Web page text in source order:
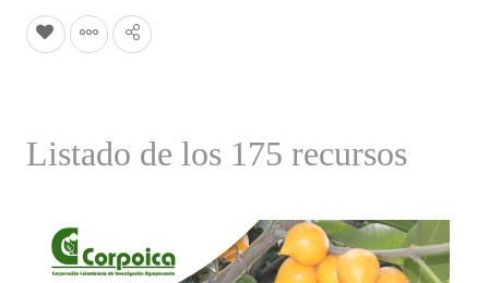
Listado de los 175 recursos